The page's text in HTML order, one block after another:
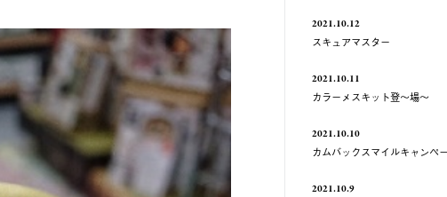
2021.10.12
スキュアマスター
2021.10.11
カラーメスキット登～場～
2021.10.10
カムバックスマイルキャンペ
2021.10.9